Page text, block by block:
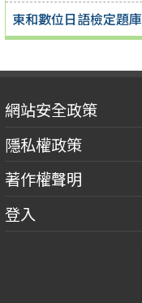
東和數位日語檢定題庫
網站安全政策
隱私權政策
著作權聲明
登入